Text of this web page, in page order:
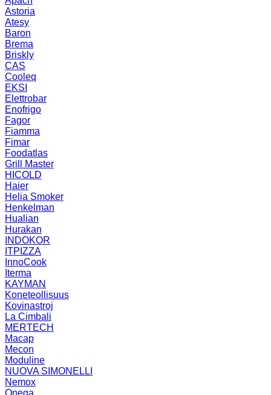
Astoria
Atesy
Baron
Brema
Briskly
CAS
Cooleq
EKSI
Elettrobar
Enofrigo
Fagor
Fiamma
Fimar
Foodatlas
Grill Master
HICOLD
Haier
Helia Smoker
Henkelman
Hualian
Hurakan
INDOKOR
ITPIZZA
InnoCook
Iterma
KAYMAN
Koneteollisuus
Kovinastroj
La Cimbali
MERTECH
Macap
Mecon
Moduline
NUOVA SIMONELLI
Nemox
Onega